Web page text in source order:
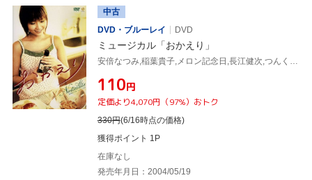
中古
DVD・ブルーレイ
DVD
ミュージカル「おかえり」
¥110円
定価より4,070円（97%）おトク
330円(6/16時点の価格)
獲得ポイント 1P
在庫なし
発売年月日：2004/05/19